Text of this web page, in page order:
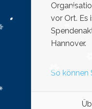
vor Ort. Es
Hannover.
So können